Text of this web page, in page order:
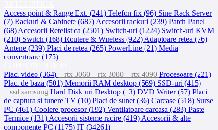
Access point & Range Ext. (241) Telefon fix (96) Sine Rack Server
(7) Rackuri & Cabinete (687) Accesorii rackuri (239) Patch Panel
(68) Accesorii Retelistica (2501) Switch-uri (1224) Switch-uri KVM
(210) Switch (168) Routere & Wireless (922) Adaptoare retea (76)
Antene (239) Placi de retea (265) PowerLine (21) Media
convertoare (175)
Placi video (364)
rtx 3060 rtx 3080 rtx 4090 Procesoare (221)
Placi de baza (501) Memorii RAM desktop (569) SSD-uri (415)
ssd samsung Hard Disk-uri Desktop (13) DVD Writer (57) Placi
de captura si tunere TV (10) Placi de sunet (36) Carcase (518) Surse
PC (461) Coolere procesor (192) Ventilatoare carcasa (283) Paste
Termice (131) Accesorii sisteme racire (419) Accesorii & alte
componente PC (1175) IT (34261)